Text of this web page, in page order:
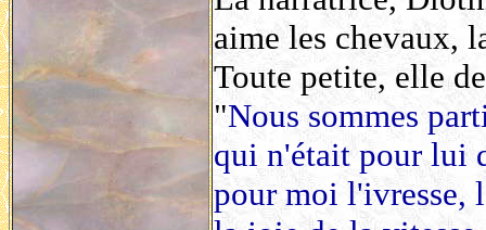
aime les chevaux,
Toute petite, elle
"Nous sommes
qui n'était pour lui
pour moi l'ivresse,